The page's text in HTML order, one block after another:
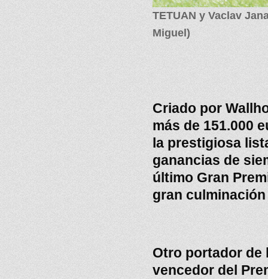
TETUAN y Vaclav
Miguel)
Criado por
más de 151.000
la prestigiosa
ganancias de
último Gran
gran
Otro portador de
vencedor del